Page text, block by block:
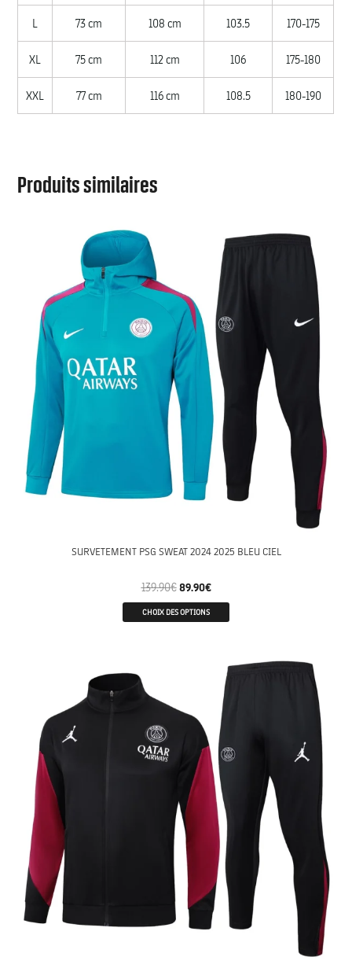
L 73 cm 108 cm 103.5 170-175
XL 75 cm 112 cm 106 175-180
XXL 77 cm 116 cm 108.5 180-190
Produits similaires
SURVETEMENT PSG SWEAT 2024 2025 BLEU CIEL
139.90€ 89.90€
CHOIX DES OPTIONS